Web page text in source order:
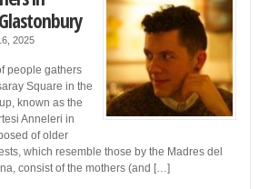
2025
people gathers
Square in the
known as the
Anneleri in
of older
which resemble those by the Madres del
consist of the mothers (and […]